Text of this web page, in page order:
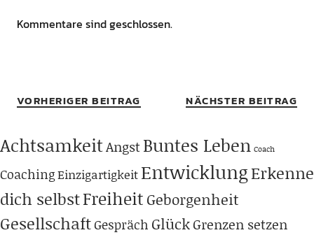
Kommentare sind geschlossen.
VORHERIGER BEITRAG NÄCHSTER BEITRAG
AchtsamkeitAngstBuntes Leben Coach
CoachingEinzigartigkeit EntwicklungErkenne
dich selbstFreiheit Geborgenheit
GesellschaftGespräch GlückGrenzen setzen